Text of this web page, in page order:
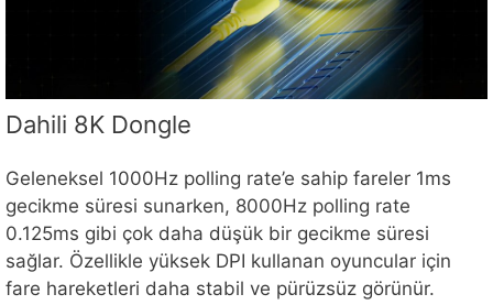
Dahili 8K Dongle
Geleneksel 1000Hz polling rate’e sahip fareler 1ms
gecikme süresi sunarken, 8000Hz polling rate
0.125ms gibi çok daha düşük bir gecikme süresi
sağlar. Özellikle yüksek DPI kullanan oyuncular için
fare hareketleri daha stabil ve pürüzsüz görünür.